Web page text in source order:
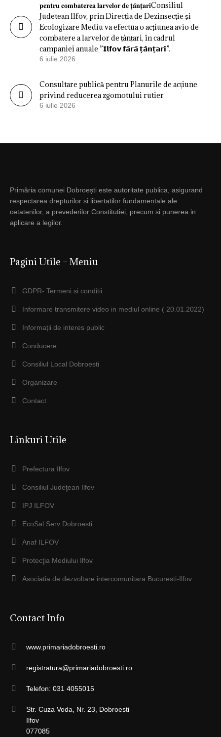
𝐩𝐞𝐧𝐭𝐫𝐮 𝐜𝐨𝐦𝐛𝐚𝐭𝐞𝐫𝐞𝐚 𝐥𝐚𝐫𝐯𝐞𝐥𝐨𝐫 𝐝𝐞 𝐭̦𝐚̂𝐧𝐭̦𝐚𝐫𝐢Consiliul
Judetean Ilfov, prin Direcția de Dezinsecție și
Ecologizare Mediu va efectua o acțiunea avio de
combatere a larvelor de țânțari, în cadrul
campaniei anuale ”𝗜𝗹𝗳𝗼𝘃 𝗳𝗮̆𝗿𝗮̆ 𝘁̦𝗮̂𝗻𝘁̦𝗮𝗿𝗶”.
6 iulie 2026
Consultare publică pentru Planurile de acțiune
privind reducerea zgomotului rutier
6 iulie 2026
Primăria comunei Dobroești este autoritate publica, asigurand
respectarea drepturilor si libertatilor fundamentale ale
cetatenilor, a prevederilor Constitutiei, precum si punerea in
aplicare a legilor.
Pagini Utile – Meniu
GDPR- Termeni si conditii
Informare transmitere video in mediul online ( 20.01.2022)
Informații de interes public
Conducere
Consiliul Local Dobroesti
Organizare
Contact
Linkuri Utile
Prefectura Ilfov
Consiliul Judeţean Ilfov
IPJ ILFOV
EcoSal Serv Dobroesti
Anaf ILFOV
Protecţia Mediului Ilfov
Asociatia de dezvoltare intercomunitara Bucuresti-Ilfov
Contact Info
www.primariadobroesti.ro
registratura@primariadobroesti.ro
Telefon: 031 4055015
Str. Cuza Voda, Nr. 23, Dobroesti
Ilfov
077085